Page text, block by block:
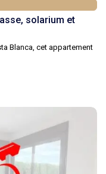
solarium et
Blanca, cet appartement